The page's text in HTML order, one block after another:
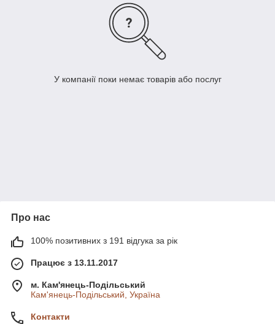
У компанії поки немає товарів або послуг
Про нас
100% позитивних з 191 відгука за рік
Працює з 13.11.2017
м. Кам'янець-Подільський
Кам'янець-Подільський, Україна
Контакти